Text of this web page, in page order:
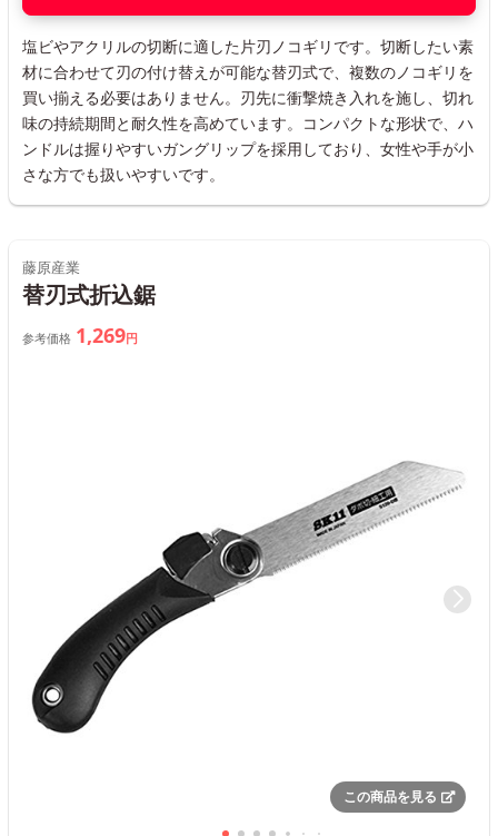
塩ビやアクリルの切断に適した片刃ノコギリです。切断したい素
材に合わせて刃の付け替えが可能な替刃式で、複数のノコギリを
買い揃える必要はありません。刃先に衝撃焼き入れを施し、切れ
味の持続期間と耐久性を高めています。コンパクトな形状で、ハ
ンドルは握りやすいガングリップを採用しており、女性や手が小
さな方でも扱いやすいです。
藤原産業
替刃式折込鋸
参考価格 1,269円
この商品を見る